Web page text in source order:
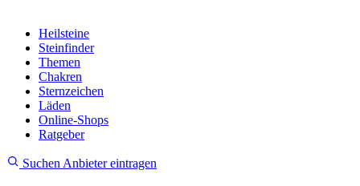
Heilsteine
Steinfinder
Themen
Chakren
Sternzeichen
Läden
Online-Shops
Ratgeber
Suchen Anbieter eintragen